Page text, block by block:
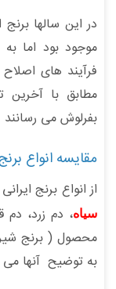
موجود بود اما به
فرآیند های
مطابق با آخرین
بفرلوش می رسانند
مقایسه انواع
از انواع برنج
سیاه، دم زرد، دم
محصول ( برنج
به توضیح آنها می